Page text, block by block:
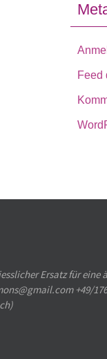
Feed
Ersatz für
+49/